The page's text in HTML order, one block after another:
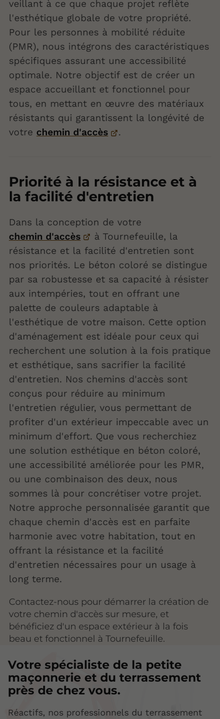
veillant à ce que chaque projet reflète
l'esthétique globale de votre propriété.
Pour les personnes à mobilité réduite
(PMR), nous intégrons des caractéristiques
spécifiques assurant une accessibilité
optimale. Notre objectif est de créer un
espace accueillant et fonctionnel pour
tous, en mettant en œuvre des matériaux
résistants qui garantissent la longévité de
votre chemin d'accès .
Priorité à la résistance et à
la facilité d'entretien
Dans la conception de votre
chemin d'accès
à Tournefeuille, la
résistance et la facilité d'entretien sont
nos priorités. Le béton coloré se distingue
par sa robustesse et sa capacité à résister
aux intempéries, tout en offrant une
palette de couleurs adaptable à
l'esthétique de votre maison. Cette option
d'aménagement est idéale pour ceux qui
recherchent une solution à la fois pratique
et esthétique, sans sacrifier la facilité
d'entretien. Nos chemins d'accès sont
conçus pour réduire au minimum
l'entretien régulier, vous permettant de
profiter d'un extérieur impeccable avec un
minimum d'effort. Que vous recherchiez
une solution esthétique en béton coloré,
une accessibilité améliorée pour les PMR,
ou une combinaison des deux, nous
sommes là pour concrétiser votre projet.
Notre approche personnalisée garantit que
chaque chemin d'accès est en parfaite
harmonie avec votre habitation, tout en
offrant la résistance et la facilité
d'entretien nécessaires pour un usage à
long terme.
Contactez-nous pour démarrer la création de
votre chemin d'accès sur mesure, et
bénéficiez d'un espace extérieur à la fois
beau et fonctionnel à Tournefeuille.
Votre spécialiste de la petite
maçonnerie et du terrassement
près de chez vous.
Réactifs, nos professionnels du terrassement